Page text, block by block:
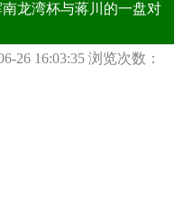
龙湾杯与蒋川的一盘对
26 16:03:35 浏览次数：